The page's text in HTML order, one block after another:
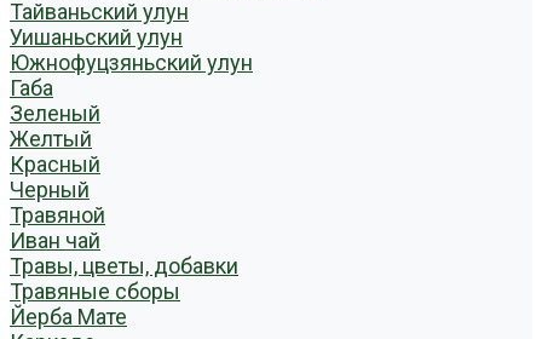
Тайваньский улун
Уишаньский улун
Южнофуцзяньский улун
Габа
Зеленый
Желтый
Красный
Черный
Травяной
Иван чай
Травы, цветы, добавки
Травяные сборы
Йерба Мате